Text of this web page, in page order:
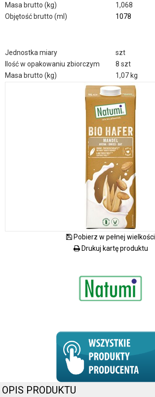
Masa brutto (kg)
1,068
Objętość brutto (ml)
1078
Jednostka miary
szt
Ilość w opakowaniu zbiorczym
8 szt
Masa brutto (kg)
1,07 kg
Pobierz w pełnej wielkości
Drukuj kartę produktu
OPIS PRODUKTU